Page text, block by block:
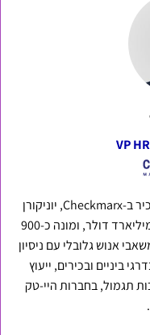
VP
כיום VP HR Business Partner, מנהל בכיר ב-Checkmarx, יוניקורן
סייבר כחול-לבן אשר נמכר תמורת 1.15 מיליארד דולר, ומונה כ-900
אנוש גלובלי עם ניסיון
בדרגי ביניים ובכירים, ייעוץ
תגמול, בחברות היי-טק